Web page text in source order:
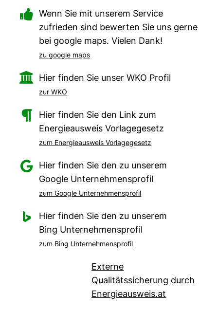
 Wenn Sie mit unserem Service
zufrieden sind bewerten Sie uns gerne
bei google maps. Vielen Dank!
zu google maps
 Hier finden Sie unser WKO Profil
zur WKO

Hier finden Sie den Link zum
Energieausweis Vorlagegesetz
zum Energieausweis Vorlagegesetz

Hier finden Sie den zu unserem
Google Unternehmensprofil
zum Google Unternehmensprofil

Hier finden Sie den zu unserem
Bing Unternehmensprofil
zum Bing Unternehmensprofil
Externe
Qualitätssicherung durch
Energieausweis.at